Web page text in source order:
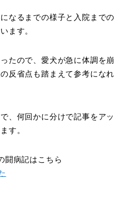
なるまでの様子と入院までの
ます。
たので、愛犬が急に体調を崩
反省点も踏まえて参考になれ
、何回かに分けで記事をアッ
す。
闘病記はこちら